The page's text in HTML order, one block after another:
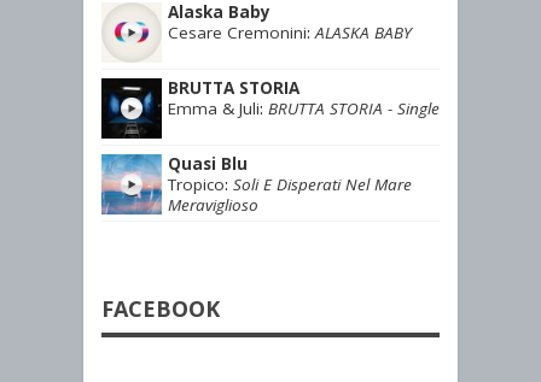
Alaska Baby
Cesare Cremonini:ALASKA BABY
BRUTTA STORIA
Emma & Juli: BRUTTA STORIA - Single
Quasi Blu
Tropico: Soli E Disperati Nel Mare
Meraviglioso
FACEBOOK